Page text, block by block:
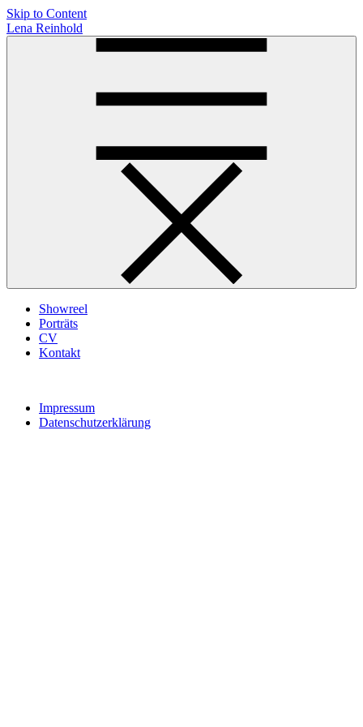
Skip to Content
Lena Reinhold
Showreel
Porträts
CV
Kontakt
Impressum
Datenschutzerklärung